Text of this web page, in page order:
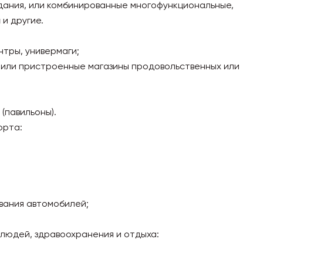
или комбинированные многофункциональные,
другие.
универмаги;
пристроенные магазины продовольственных или
автомобилей;
здравоохранения и отдыха: